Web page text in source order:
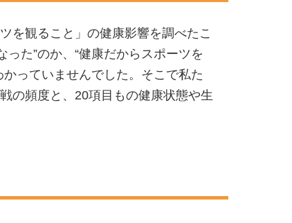
を観ること」の健康影響を調べたこ
た”のか、“健康だからスポーツを
っていませんでした。そこで私た
の頻度と、20項目もの健康状態や生